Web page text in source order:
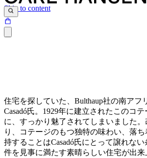
Skip to content
住宅を探していた、Bulthaup社の南アフ
Casadó氏。1929年に建立されたこのコ
に、すっかり魅了されてしまいました
り、コテージのもつ独特の味わい、落
持することはCasadó氏にとって譲れな
件を見事に満たす素晴らしい住宅が出来